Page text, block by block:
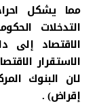
مما يشكل
التدخلات
الاقتصاد إلى
الاستقرار
لان البنوك
إقراض) .